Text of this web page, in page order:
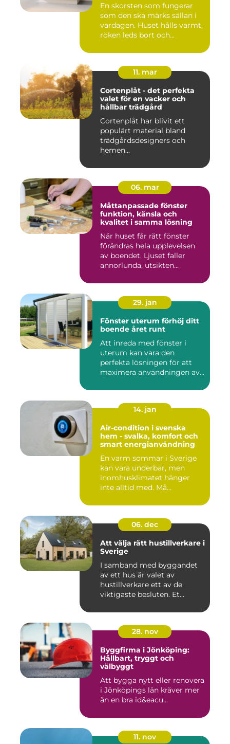
En skorsten som fungerar
som den ska märks sällan i
vardagen. Huset hålls varmt,
röken leds bort och...
11. mar
Cortenplåt - det perfekta
valet för en vacker och
hållbar trädgård
Cortenplåt har blivit ett
populärt material bland
trädgårdsdesigners och
hemen...
06. mar
Måttanpassade fönster
funktion, känsla och
kvalitet i samma lösning
När huset får rätt fönster
förändras hela upplevelsen
av boendet. Ljuset faller
annorlunda, utsikten...
29. jan
Fönster uterum förhöj ditt
boende året runt
Att inreda med fönster i
uterum kan vara den
perfekta lösningen för att
maximera användningen av
14. jan
Air-condition i svenska
hem - svalka, komfort och
smart energianvändning
En varm sommar i Sverige
kan vara underbar, men
inomhusklimatet hänger
inte alltid med. Må...
06. dec
Att välja rätt hustillverkare i
Sverige
I samband med byggandet
av ett hus är valet av
hustillverkare ett av de
viktigaste besluten. Et...
28. nov
Byggfirma i Jönköping:
Hållbart, tryggt och
välbyggt
Att bygga nytt eller renovera
i Jönköpings län kräver mer
än en bra id&eacu...
11. nov